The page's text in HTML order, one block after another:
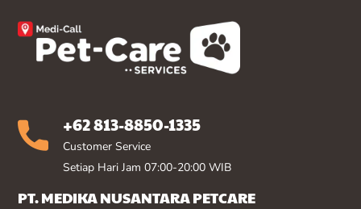
+62 813-8850-1335
Customer Service
Setiap Hari Jam 07:00-20:00 WIB
PT. MEDIKA NUSANTARA PETCARE